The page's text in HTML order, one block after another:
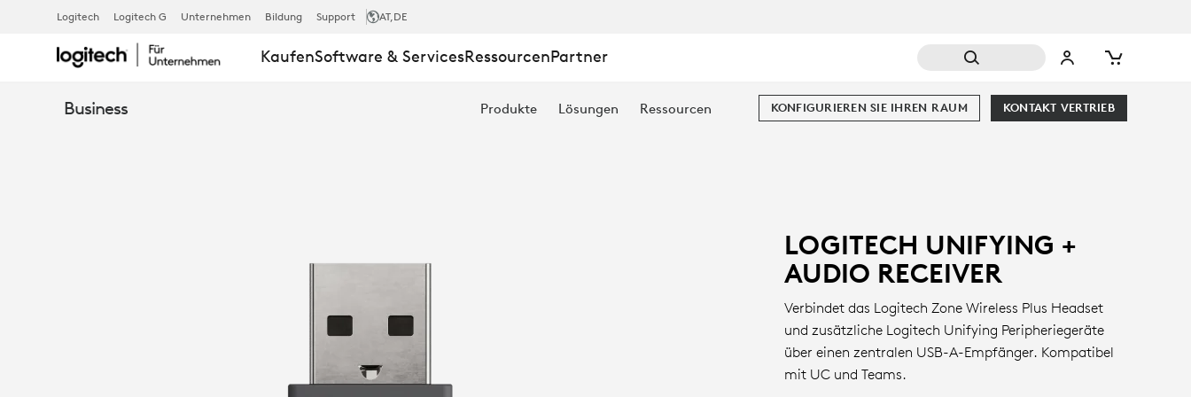
ZONE
WIRELESS
Logitech Logitech G Unternehmen Bildung Support AT,DE
KaufenSoftware & ServicesRessourcenPartner
Business Produkte Lösungen Ressourcen KONTAKT VERTRIEB
KONFIGURIEREN SIE IHREN RAUM
LOGITECH UNIFYING +
AUDIO RECEIVER
Verbindet das Logitech Zone Wireless Plus Headset
und zusätzliche Logitech Unifying Peripheriegeräte
über einen zentralen USB-A-Empfänger. Kompatibel
mit UC und Teams.